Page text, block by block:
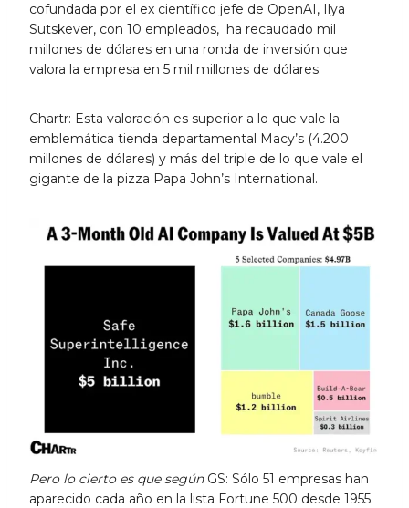
cofundada por el ex científico jefe de OpenAI, Ilya
Sutskever, con 10 empleados, ha recaudado mil
millones de dólares en una ronda de inversión que
valora la empresa en 5 mil millones de dólares.
Chartr: Esta valoración es superior a lo que vale la
emblemática tienda departamental Macy’s (4.200
millones de dólares) y más del triple de lo que vale el
gigante de la pizza Papa John’s International.
Pero lo cierto es que según GS: Sólo 51 empresas han
aparecido cada año en la lista Fortune 500 desde 1955.